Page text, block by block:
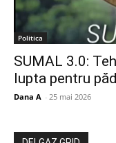
Politica
SUMAL 3.0:
lupta pentru
Dana A - 25 mai 2026